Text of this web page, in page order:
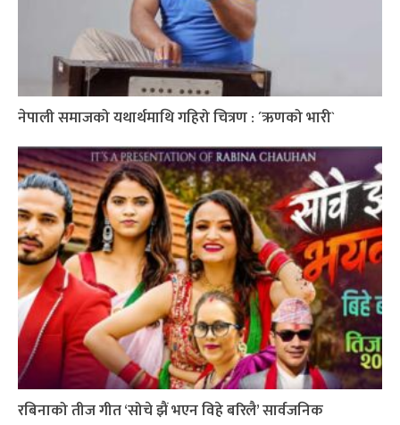
नेपाली समाजको यथार्थमाथि गहिरो चित्रण : ´ऋणको भारी`
रबिनाको तीज गीत ‘सोचे झैं भएन विहे बरिलै’ सार्वजनिक